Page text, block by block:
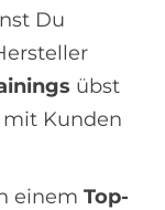
Du
übst
mit Kunden
einem Top-